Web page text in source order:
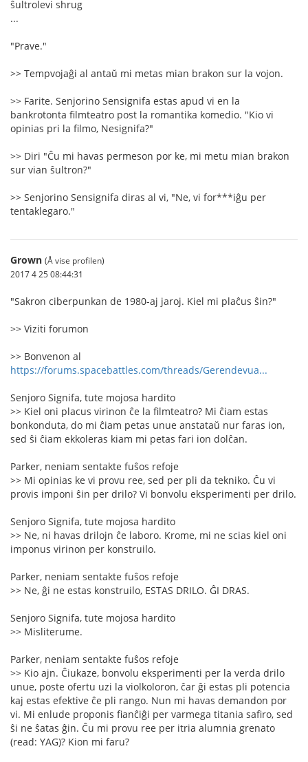
ŝultrolevi shrug
...
"Prave."
>> Tempvojaĝi al antaŭ mi metas mian brakon sur la vojon.
>> Farite. Senjorino Sensignifa estas apud vi en la
bankrotonta filmteatro post la romantika komedio. "Kio vi
opinias pri la filmo, Nesignifa?"
>> Diri "Ĉu mi havas permeson por ke, mi metu mian brakon
sur vian ŝultron?"
>> Senjorino Sensignifa diras al vi, "Ne, vi for***iĝu per
tentaklegaro."
Grown (Å vise profilen)
2017 4 25 08:44:31
"Sakron ciberpunkan de 1980-aj jaroj. Kiel mi plaĉus ŝin?"
>> Viziti forumon
>> Bonvenon al
https://forums.spacebattles.com/threads/Gerendevua...
Senjoro Signifa, tute mojosa hardito
>> Kiel oni placus virinon ĉe la filmteatro? Mi ĉiam estas
bonkonduta, do mi ĉiam petas unue anstataŭ nur faras ion,
sed ŝi ĉiam ekkoleras kiam mi petas fari ion dolĉan.
Parker, neniam sentakte fuŝos refoje
>> Mi opinias ke vi provu ree, sed per pli da tekniko. Ĉu vi
provis imponi ŝin per drilo? Vi bonvolu eksperimenti per drilo.
Senjoro Signifa, tute mojosa hardito
>> Ne, ni havas drilojn ĉe laboro. Krome, mi ne scias kiel oni
imponus virinon per konstruilo.
Parker, neniam sentakte fuŝos refoje
>> Ne, ĝi ne estas konstruilo, ESTAS DRILO. ĜI DRAS.
Senjoro Signifa, tute mojosa hardito
>> Misliterume.
Parker, neniam sentakte fuŝos refoje
>> Kio ajn. Ĉiukaze, bonvolu eksperimenti per la verda drilo
unue, poste ofertu uzi la violkoloron, ĉar ĝi estas pli potencia
kaj estas efektive ĉe pli rango. Nun mi havas demandon por
vi. Mi enlude proponis fianĉiĝi per varmega titania safiro, sed
ŝi ne ŝatas ĝin. Ĉu mi provu ree per itria alumnia grenato
(read: YAG)? Kion mi faru?